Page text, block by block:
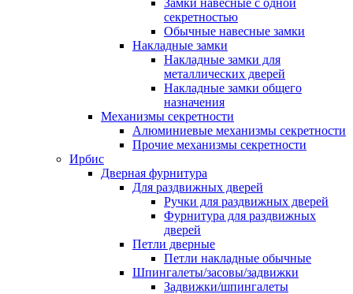
Замки навесные с одной
секретностью
Обычные навесные замки
Накладные замки
Накладные замки для
металлических дверей
Накладные замки общего
назначения
Механизмы секретности
Алюминиевые механизмы секретности
Прочие механизмы секретности
Ирбис
Дверная фурнитура
Для раздвижных дверей
Ручки для раздвижных дверей
Фурнитура для раздвижных
дверей
Петли дверные
Петли накладные обычные
Шпингалеты/засовы/задвижки
Задвижки/шпингалеты